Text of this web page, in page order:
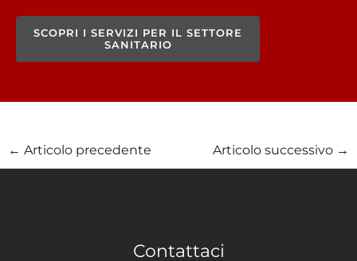
SCOPRI I SERVIZI PER IL SETTORE
SANITARIO
← Articolo precedente Articolo successivo →
Contattaci